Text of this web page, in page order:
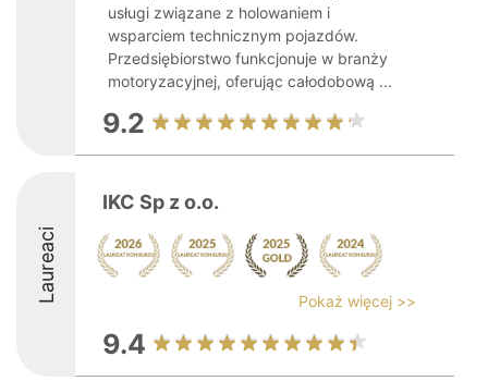
usługi związane z holowaniem i
wsparciem technicznym pojazdów.
Przedsiębiorstwo funkcjonuje w branży
motoryzacyjnej, oferując całodobową ...
9.2
Laureaci
IKC Sp z o.o.
Pokaż więcej >>
9.4